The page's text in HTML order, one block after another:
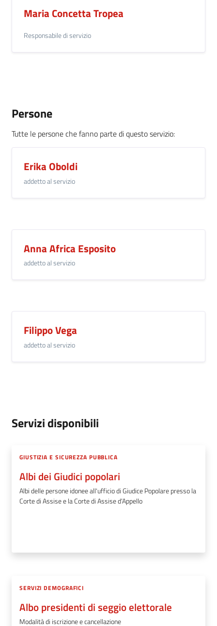
Maria Concetta Tropea
Responsabile di servizio
Persone
Tutte le persone che fanno parte di questo servizio:
Erika Oboldi
addetto al servizio
Anna Africa Esposito
addetto al servizio
Filippo Vega
addetto al servizio
Servizi disponibili
GIUSTIZIA E SICUREZZA PUBBLICA
Albi dei Giudici popolari
Albi delle persone idonee all'ufficio di Giudice Popolare presso la
Corte di Assise e la Corte di Assise d’Appello
SERVIZI DEMOGRAFICI
Albo presidenti di seggio elettorale
Modalità di iscrizione e cancellazione